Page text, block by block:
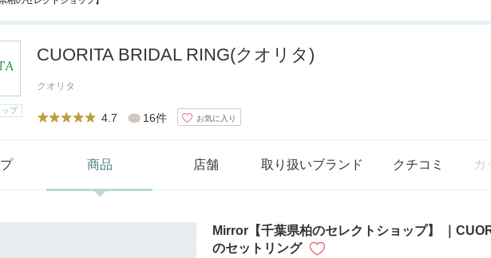
ップ
CUORITA BRIDAL RING(クオリタ)
クオリタ
4.7 16件 お気に入り
商品 店舗 取り扱いブランド クチコミ カ
Mirror【千葉県柏のセレクトショップ】 ｜
のセットリング